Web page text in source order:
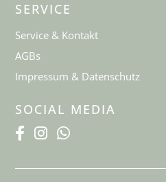
SERVICE
Service & Kontakt
AGBs
Impressum & Datenschutz
SOCIAL MEDIA